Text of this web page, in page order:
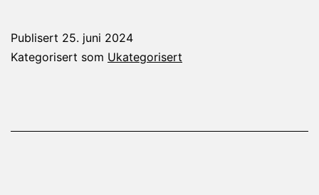
Publisert 25. juni 2024
Kategorisert som Ukategorisert